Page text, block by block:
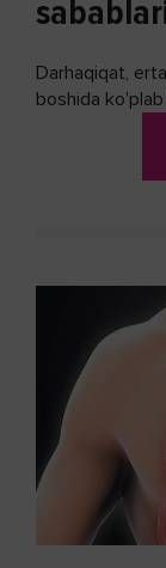
Darhaqiqat,
boshida
biron bir usuli